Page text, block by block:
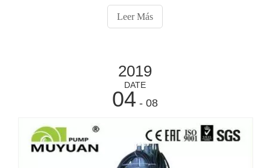
la flexibilidad en cualquier sumidero de aceite (húmedo o
seco) y en aplicaciones a cielo abierto. Las bombas
Leer Más
2019
DATE
04 - 08